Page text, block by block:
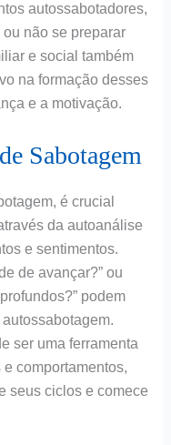
autossabotadores,
não se preparar
e social também
na formação desses
e a motivação.
Sabotagem
é crucial
da autoanálise
e sentimentos.
de avançar?” ou
podem
ser uma ferramenta
comportamentos,
seus ciclos e comece